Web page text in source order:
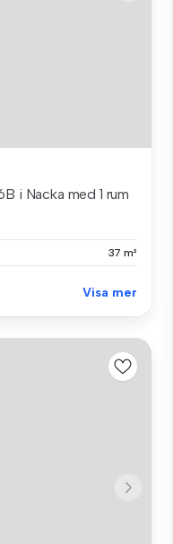
i Nacka med 1 rum
37 m²
Visa mer